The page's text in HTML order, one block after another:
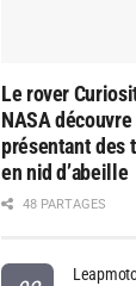
Le rover
NASA
présentant des
en nid d’abeille
48 PARTAGES